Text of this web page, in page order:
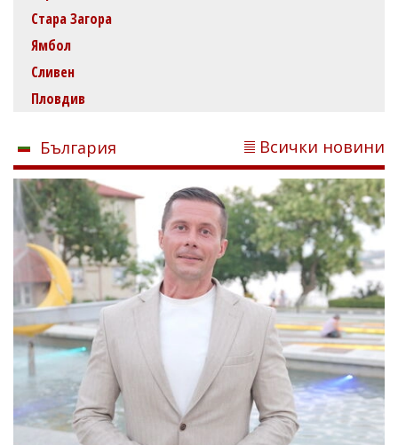
Стара Загора
Ямбол
Сливен
Пловдив
България Всички новини